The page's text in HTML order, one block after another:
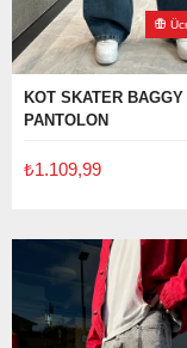
KOT SKATER BAGGY
PANTOLON
₺1.109,99